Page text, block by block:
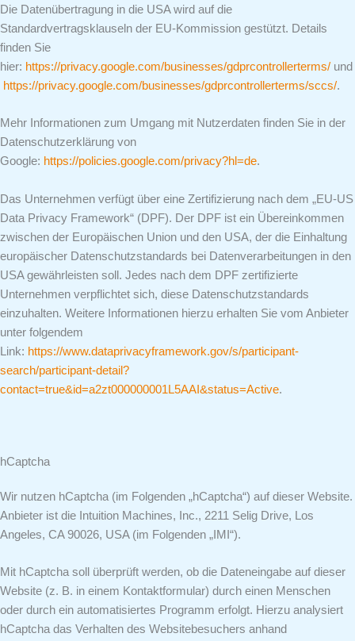
Die Datenübertragung in die USA wird auf die
Standardvertragsklauseln der EU-Kommission gestützt. Details
finden Sie
hier: https://privacy.google.com/businesses/gdprcontrollerterms/ und
https://privacy.google.com/businesses/gdprcontrollerterms/sccs/.
Mehr Informationen zum Umgang mit Nutzerdaten finden Sie in der
Datenschutzerklärung von
Google: https://policies.google.com/privacy?hl=de.
Das Unternehmen verfügt über eine Zertifizierung nach dem „EU-US
Data Privacy Framework“ (DPF). Der DPF ist ein Übereinkommen
zwischen der Europäischen Union und den USA, der die Einhaltung
europäischer Datenschutzstandards bei Datenverarbeitungen in den
USA gewährleisten soll. Jedes nach dem DPF zertifizierte
Unternehmen verpflichtet sich, diese Datenschutzstandards
einzuhalten. Weitere Informationen hierzu erhalten Sie vom Anbieter
unter folgendem
Link: https://www.dataprivacyframework.gov/s/participant-
search/participant-detail?
contact=true&id=a2zt000000001L5AAI&status=Active.
hCaptcha
Wir nutzen hCaptcha (im Folgenden „hCaptcha“) auf dieser Website.
Anbieter ist die Intuition Machines, Inc., 2211 Selig Drive, Los
Angeles, CA 90026, USA (im Folgenden „IMI“).
Mit hCaptcha soll überprüft werden, ob die Dateneingabe auf dieser
Website (z. B. in einem Kontaktformular) durch einen Menschen
oder durch ein automatisiertes Programm erfolgt. Hierzu analysiert
hCaptcha das Verhalten des Websitebesuchers anhand